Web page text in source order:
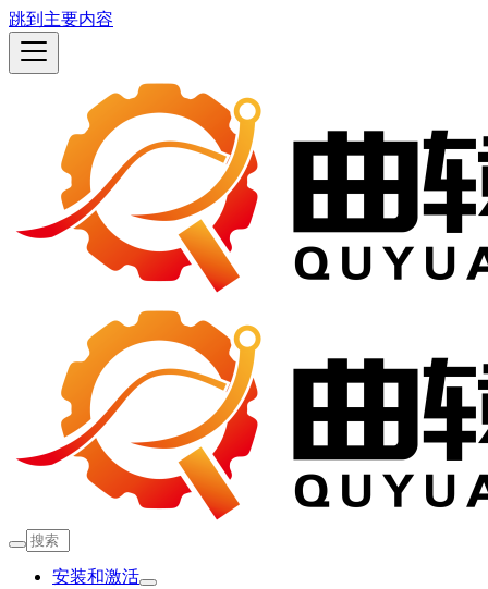
跳到主要内容
安装和激活